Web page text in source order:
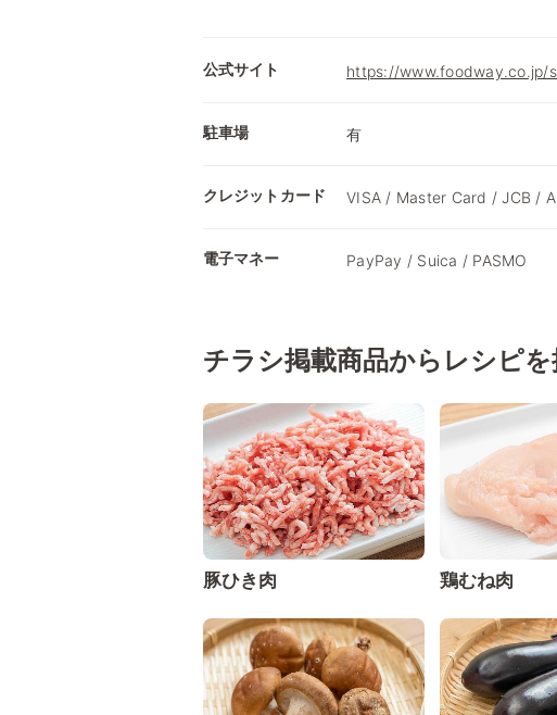
公式サイト https://www.foodway.co.jp/
駐車場 有
クレジットカード VISA / Master Card / JCB /
電子マネー PayPay / Suica / PASMO
チラシ掲載商品からレシピを
豚ひき肉 鶏むね肉